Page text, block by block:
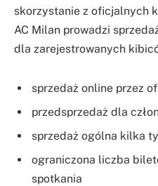
skorzystanie z oficjalnych
AC Milan prowadzi
dla zarejestrowanych
sprzedaż online przez
przedsprzedaż dla
sprzedaż ogólna kilka
ograniczona liczba
spotkania